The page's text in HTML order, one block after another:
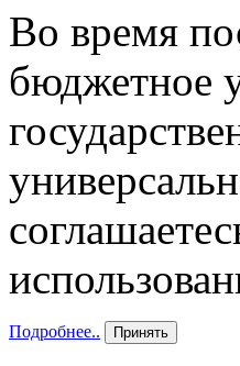
Во время
бюджетное
Подробнее.. Принять